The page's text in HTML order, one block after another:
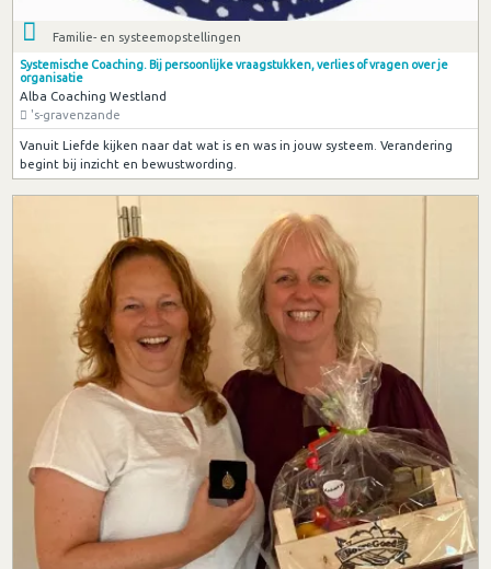
Familie- en systeemopstellingen
Systemische Coaching. Bij persoonlijke vraagstukken, verlies of vragen over je
organisatie
Alba Coaching Westland
's-gravenzande
Vanuit Liefde kijken naar dat wat is en was in jouw systeem. Verandering
begint bij inzicht en bewustwording.